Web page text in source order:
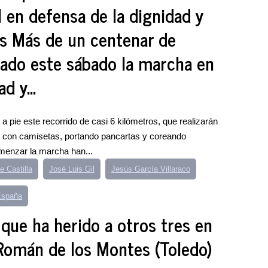
en defensa de la dignidad y
Más de un centenar de
este sábado la marcha en
y...
pie este recorrido de casi 6 kilómetros, que realizarán
camisetas, portando pancartas y coreando
la marcha han...
Castilla José Luis Gil Jesús García Villaraco
ha herido a otros tres en
de los Montes (Toledo)